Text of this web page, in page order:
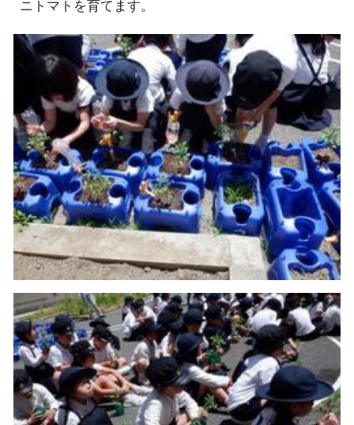
ニトマトを育てます。